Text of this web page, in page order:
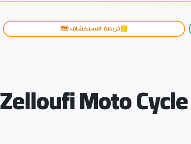
خريطة الاستكشاف 🗺️
Zelloufi Moto Cycle